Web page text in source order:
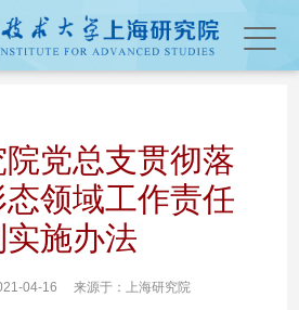
院党总支贯彻落
领域工作责任
实施办法
04-16 来源于：上海研究院